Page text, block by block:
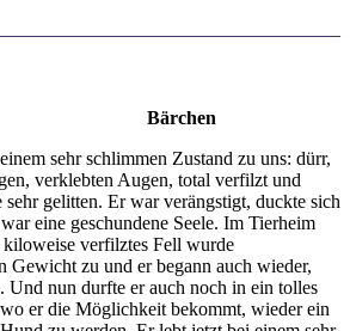
Bärchen
sehr schlimmen Zustand zu uns: dürr,
verklebten Augen, total verfilzt und
sehr gelitten. Er war verängstigt, duckte sich
eine geschundene Seele. Im Tierheim
verfilztes Fell wurde
Gewicht zu und er begann auch wieder,
Und nun durfte er auch noch in ein tolles
er die Möglichkeit bekommt, wieder ein